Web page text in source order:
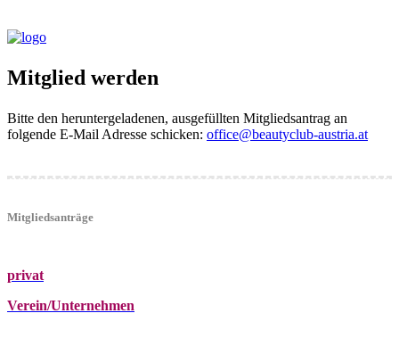
Mitglied werden
Bitte den heruntergeladenen, ausgefüllten Mitgliedsantrag an
folgende E-Mail Adresse schicken: office@beautyclub-austria.at
Mitgliedsanträge
privat
Verein/Unternehmen